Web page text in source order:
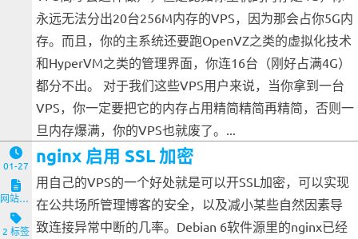
永远无法分出20台256M内存的VPS，因为那会占你5G内
存。而且，你的主系统还要跑OpenVZ之类的虚拟化技术
和HyperVM之类的管理界面，你连16台（刚好占满4G）
都分不出。 对于我们这些VPS用户来说，当你拿到一台
VPS，你一定要把它的内存占用精简精简再精简，否则一
旦内存爆满，你的VPS也就废了。...
01-27
网站与服务端
2 标签
nginx 启用 SSL 加密
用自己的VPS的一个好处就是可以开SSL加密，可以实现
在公共场所管理博客的安全，以及减小某些自然因素导
致连接异常中断的几率。Debian 6软件源里的nginx已经